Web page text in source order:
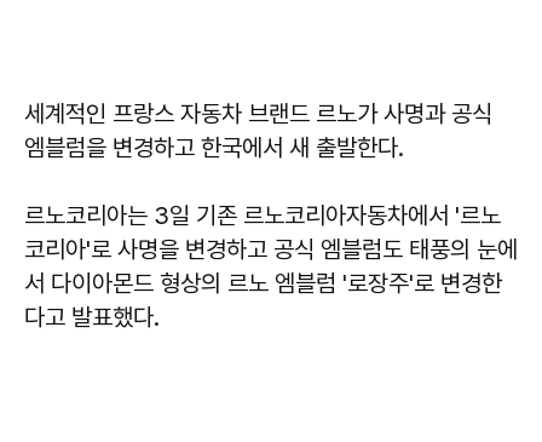
세계적인 프랑스 자동차 브랜드 르노가 사명과 공식
엠블럼을 변경하고 한국에서 새 출발한다.
르노코리아는 3일 기존 르노코리아자동차에서 '르노
코리아'로 사명을 변경하고 공식 엠블럼도 태풍의 눈에
서 다이아몬드 형상의 르노 엠블럼 '로장주'로 변경한
다고 발표했다.